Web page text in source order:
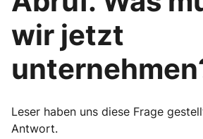
wir jetzt
Leser haben uns diese Frage
Antwort.